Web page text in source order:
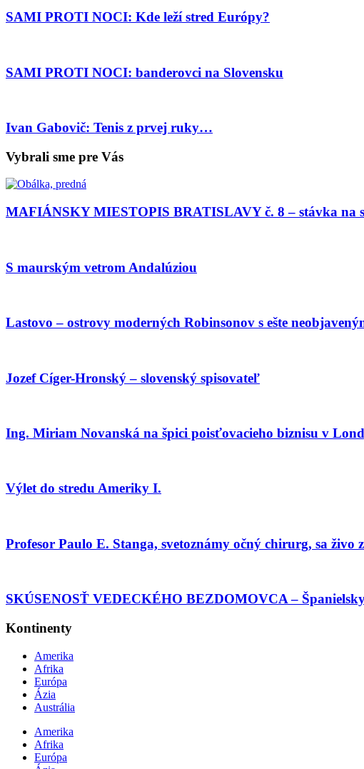
SAMI PROTI NOCI: Kde leží stred Európy?
SAMI PROTI NOCI: banderovci na Slovensku
Ivan Gabovič: Tenis z prvej ruky…
Vybrali sme pre Vás
MAFIÁNSKY MIESTOPIS BRATISLAVY č. 8 – stávka na
S maurským vetrom Andalúziou
Lastovo – ostrovy moderných Robinsonov s ešte
Jozef Cíger-Hronský – slovenský spisovateľ
Ing. Miriam Novanská na špici poisťovacieho biznisu v
Výlet do stredu Ameriky I.
Profesor Paulo E. Stanga, svetoznámy očný chirurg, sa živo
SKÚSENOSŤ VEDECKÉHO BEZDOMOVCA –
Kontinenty
Amerika
Afrika
Európa
Ázia
Austrália
Amerika
Afrika
Európa